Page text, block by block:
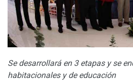
Se desarrollará en 3 etapas y se
habitacionales y de educación